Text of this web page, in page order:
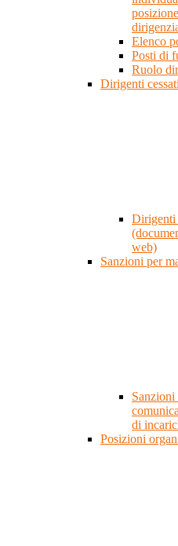
Elenco
Posti di
Ruolo
Dirigenti cessati
Dirigenti
web)
Sanzioni per
Sanzioni
di
Posizioni